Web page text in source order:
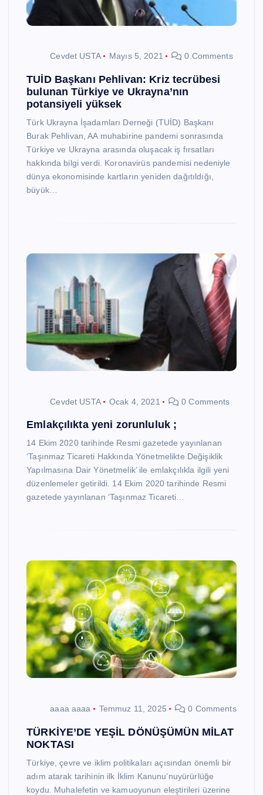
Cevdet USTA Mayıs 5, 2021 0 Comments
TUİD Başkanı Pehlivan: Kriz tecrübesi
bulunan Türkiye ve Ukrayna’nın
potansiyeli yüksek
Türk Ukrayna İşadamları Derneği (TUİD) Başkanı
Burak Pehlivan, AA muhabirine pandemi sonrasında
Türkiye ve Ukrayna arasında oluşacak iş fırsatları
hakkında bilgi verdi. Koronavirüs pandemisi nedeniyle
dünya ekonomisinde kartların yeniden dağıtıldığı,
büyük…
Cevdet USTA Ocak 4, 2021 0 Comments
Emlakçılıkta yeni zorunluluk ;
14 Ekim 2020 tarihinde Resmi gazetede yayınlanan
‘Taşınmaz Ticareti Hakkında Yönetmelikte Değişiklik
Yapılmasına Dair Yönetmelik’ ile emlakçılıkla ilgili yeni
düzenlemeler getirildi. 14 Ekim 2020 tarihinde Resmi
gazetede yayınlanan ‘Taşınmaz Ticareti…
aaaa aaaa Temmuz 11, 2025 0 Comments
TÜRKİYE’DE YEŞİL DÖNÜŞÜMÜN MİLAT
NOKTASI
Türkiye, çevre ve iklim politikaları açısından önemli bir
adım atarak tarihinin ilk İklim Kanunu’nuyürürlüğe
koydu. Muhalefetin ve kamuoyunun eleştirileri üzerine